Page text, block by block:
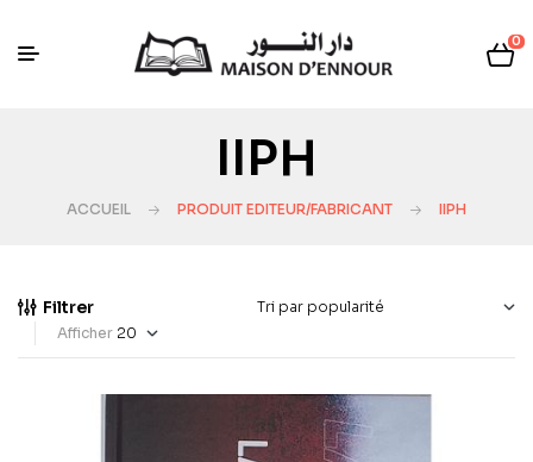
0
IIPH
ACCUEIL PRODUIT EDITEUR/FABRICANT IIPH
Filtrer
Afficher